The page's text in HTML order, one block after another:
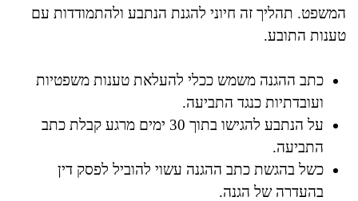
המשפט. תהליך זה חיוני להגנת הנתבע ולהתמודדות עם
טענות התובע.
כתב ההגנה משמש ככלי להעלאת טענות משפטיות
ועובדתיות כנגד התביעה.
על הנתבע להגישו בתוך 30 ימים מרגע קבלת כתב
התביעה.
כשל בהגשת כתב ההגנה עשוי להוביל לפסק דין
בהעדרה של הגנה.